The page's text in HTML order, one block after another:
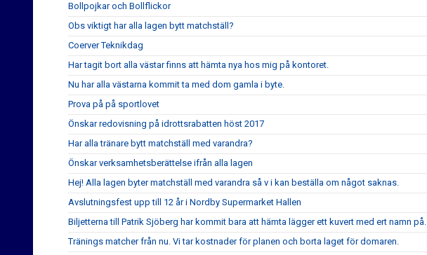
Bollpojkar och Bollflickor
Obs viktigt har alla lagen bytt matchställ?
Coerver Teknikdag
Har tagit bort alla västar finns att hämta nya hos mig på kontoret.
Nu har alla västarna kommit ta med dom gamla i byte.
Prova på på sportlovet
Önskar redovisning på idrottsrabatten höst 2017
Har alla tränare bytt matchställ med varandra?
Önskar verksamhetsberättelse ifrån alla lagen
Hej! Alla lagen byter matchställ med varandra så v i kan beställa om något saknas.
Avslutningsfest upp till 12 år i Nordby Supermarket Hallen
Biljetterna till Patrik Sjöberg har kommit bara att hämta lägger ett kuvert med ert namn på.
Tränings matcher från nu. Vi tar kostnader för planen och borta laget för domaren.